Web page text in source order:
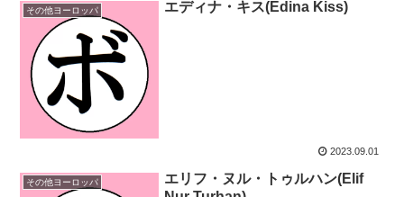
その他ヨーロッパ エディナ・キス(Edina Kiss)
2023.09.01
その他ヨーロッパ
エリフ・ヌル・トゥルハン(Elif